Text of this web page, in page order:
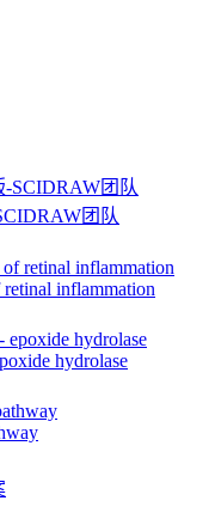
团队
inflammation
hydrolase